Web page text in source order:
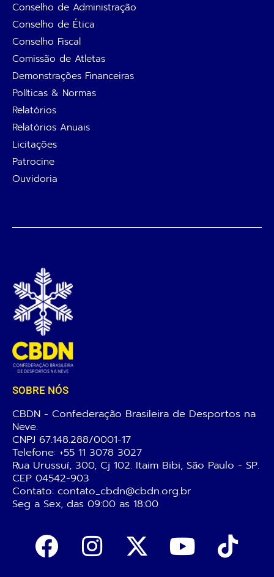
Conselho de Administração
Conselho de Ética
Conselho Fiscal
Comissão de Atletas
Demonstrações Financeiras
Políticas & Normas
Relatórios
Relatórios Anuais
Licitações
Patrocine
Ouvidoria
SOBRE NÓS
CBDN - Confederação Brasileira de Desportos na
Neve.
CNPJ 67.148.288/0001-17
Telefone: +55 11 3078 3027
Rua Urussuí, 300, Cj 102. Itaim Bibi, São Paulo - SP.
CEP 04542-903
Contato: contato_cbdn@cbdn.org.br
Seg a Sex, das 09:00 as 18:00